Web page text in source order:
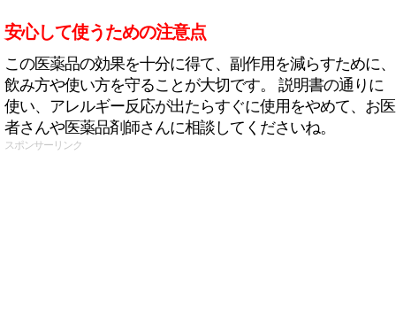
安心して使うための注意点
この医薬品の効果を十分に得て、副作用を減らすために、
飲み方や使い方を守ることが大切です。 説明書の通りに
使い、アレルギー反応が出たらすぐに使用をやめて、お医
者さんや医薬品剤師さんに相談してくださいね。
スポンサーリンク